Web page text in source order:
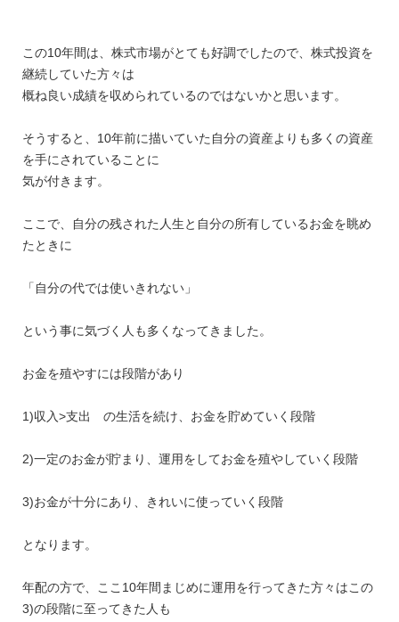
この10年間は、株式市場がとても好調でしたので、株式投資を
継続していた方々は
概ね良い成績を収められているのではないかと思います。
そうすると、10年前に描いていた自分の資産よりも多くの資産
を手にされていることに
気が付きます。
ここで、自分の残された人生と自分の所有しているお金を眺め
たときに
「自分の代では使いきれない」
という事に気づく人も多くなってきました。
お金を殖やすには段階があり
1)収入>支出 の生活を続け、お金を貯めていく段階
2)一定のお金が貯まり、運用をしてお金を殖やしていく段階
3)お金が十分にあり、きれいに使っていく段階
となります。
年配の方で、ここ10年間まじめに運用を行ってきた方々はこの
3)の段階に至ってきた人も